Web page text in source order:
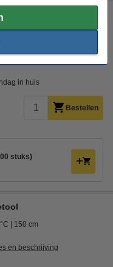
video uw oude apparaat
en beschrijving
in huis
Bestellen
stuks)
150 cm
en beschrijving